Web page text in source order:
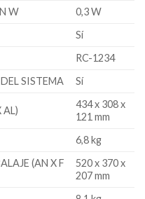
W
0,3 W
Sí
RC-1234
SISTEMA
Sí
AL)
434 x 308 x
121 mm
6,8 kg
(AN X F
520 x 370 x
207 mm